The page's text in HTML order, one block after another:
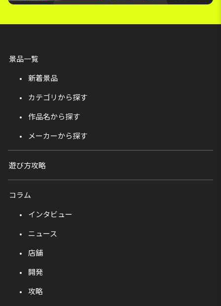
景品一覧
新着景品
カテゴリから探す
作品名から探す
メーカーから探す
遊び方攻略
コラム
インタビュー
ニュース
店舗
開発
攻略